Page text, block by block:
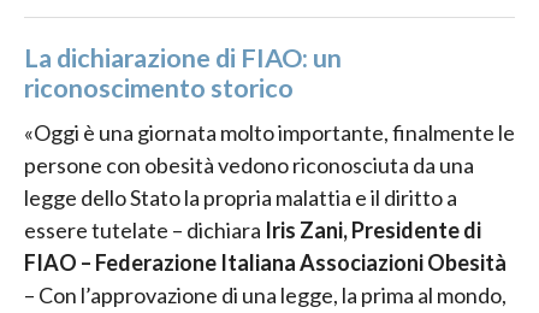
La dichiarazione di FIAO: un
riconoscimento storico
«Oggi è una giornata molto importante, finalmente le
persone con obesità vedono riconosciuta da una
legge dello Stato la propria malattia e il diritto a
essere tutelate – dichiara Iris Zani, Presidente di
FIAO – Federazione Italiana Associazioni Obesità
– Con l’approvazione di una legge, la prima al mondo,